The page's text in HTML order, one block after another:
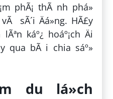
phÃ¡ thÃ nh phá»
sÃ´i Äá»ng. HÃ£y
káº¿ hoáº¡ch Äi
qua bÃ i chia sáº»
du lá»ch